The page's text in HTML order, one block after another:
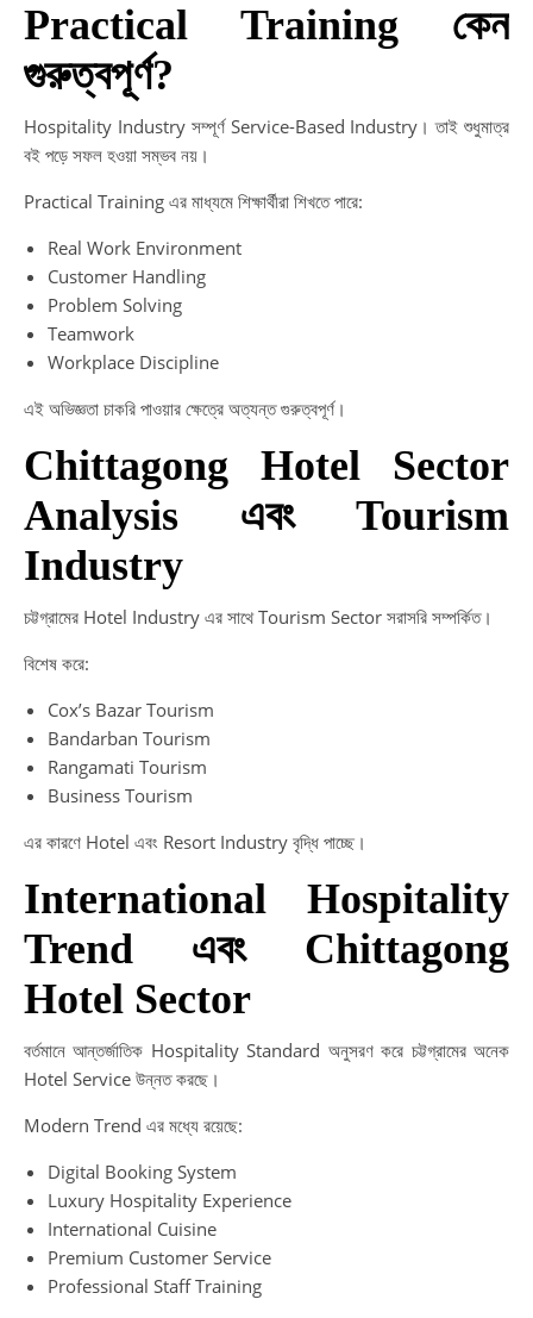
Practical Training কেন
গুরুত্বপূর্ণ?
Hospitality Industry সম্পূর্ণ Service-Based Industry। তাই শুধুমাত্র
বই পড়ে সফল হওয়া সম্ভব নয়।
Practical Training এর মাধ্যমে শিক্ষার্থীরা শিখতে পারে:
Real Work Environment
Customer Handling
Problem Solving
Teamwork
Workplace Discipline
এই অভিজ্ঞতা চাকরি পাওয়ার ক্ষেত্রে অত্যন্ত গুরুত্বপূর্ণ।
Chittagong Hotel Sector
Analysis এবং Tourism
Industry
চট্টগ্রামের Hotel Industry এর সাথে Tourism Sector সরাসরি সম্পর্কিত।
বিশেষ করে:
Cox’s Bazar Tourism
Bandarban Tourism
Rangamati Tourism
Business Tourism
এর কারণে Hotel এবং Resort Industry বৃদ্ধি পাচ্ছে।
International Hospitality
Trend এবং Chittagong
Hotel Sector
বর্তমানে আন্তর্জাতিক Hospitality Standard অনুসরণ করে চট্টগ্রামের অনেক
Hotel Service উন্নত করছে।
Modern Trend এর মধ্যে রয়েছে:
Digital Booking System
Luxury Hospitality Experience
International Cuisine
Premium Customer Service
Professional Staff Training